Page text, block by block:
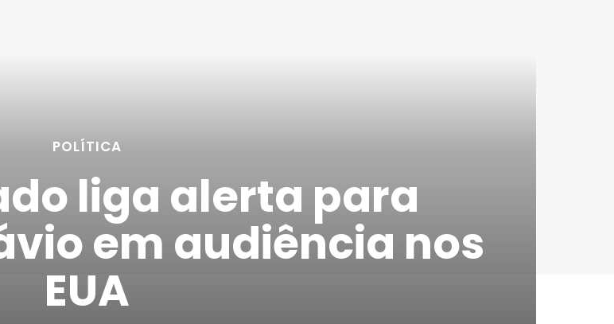
POLÍTICA
liga alerta para
em audiência nos
EUA